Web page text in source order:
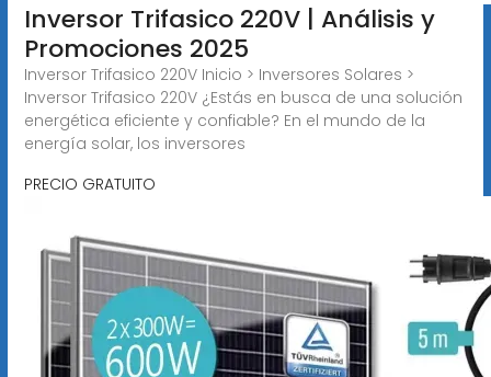
Inversor Trifasico 220V | Análisis y
Promociones 2025
Inversor Trifasico 220V Inicio > Inversores Solares >
Inversor Trifasico 220V ¿Estás en busca de una solución
energética eficiente y confiable? En el mundo de la
energía solar, los inversores
PRECIO GRATUITO